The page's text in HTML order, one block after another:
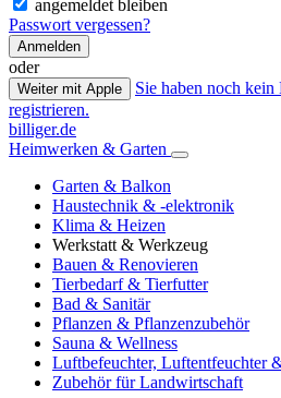
angemeldet bleiben
Passwort vergessen?
Anmelden
oder
Weiter mit Apple
Sie haben noch
registrieren.
billiger.de
Heimwerken & Garten
Garten & Balkon
Haustechnik & -elektronik
Klima & Heizen
Werkstatt & Werkzeug
Bauen & Renovieren
Tierbedarf & Tierfutter
Bad & Sanitär
Pflanzen & Pflanzenzubehör
Sauna & Wellness
Luftbefeuchter, Luftentfeuchter
Zubehör für Landwirtschaft